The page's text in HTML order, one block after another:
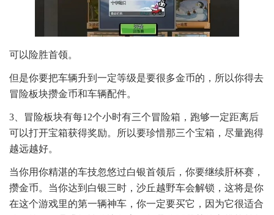
可以险胜首领。
但是你要把车辆升到一定等级是要很多金币的，所以你得去
冒险板块攒金币和车辆配件。
3、冒险板块有每12个小时有三个冒险箱，跑够一定距离后
可以打开宝箱获得奖励。所以要珍惜那三个宝箱，尽量跑得
越远越好。
当你用你精湛的车技忽悠过白银首领后，你要继续肝杯赛，
攒金币。当你达到白银三时，沙丘越野车会解锁，这将是你
在这个游戏里的第一辆神车，你一定要买它，因为它很适合